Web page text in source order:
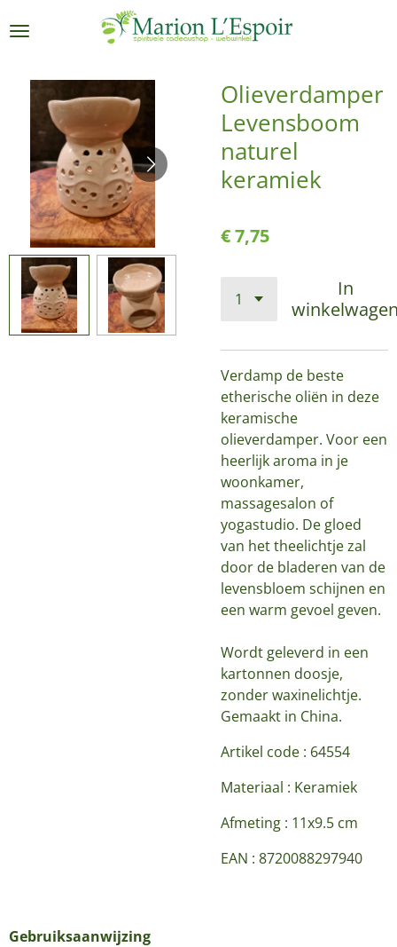
direct
hoofdinhoud
Olieverdamper
Levensboom
naturel
keramiek
€ 7,75
In
Verdamp de beste
etherische oliën in deze
keramische
olieverdamper. Voor een
heerlijk aroma in je
woonkamer,
massagesalon of
yogastudio. De gloed
van het theelichtje zal
door de bladeren van de
levensbloem schijnen en
een warm gevoel geven.
Wordt geleverd in een
kartonnen doosje,
zonder waxinelichtje.
Gemaakt in China.
Artikel code : 64554
Materiaal : Keramiek
Afmeting : 11x9.5 cm
EAN : 8720088297940
Gebruiksaanwijzing